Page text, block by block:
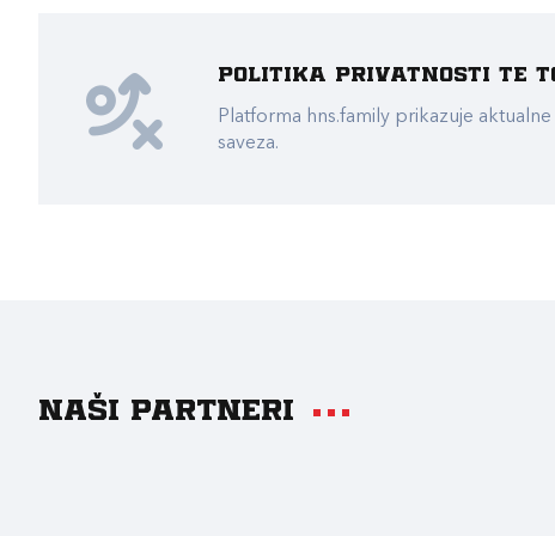
Politika privatnosti te
Platforma hns.family prikazuje
saveza.
Naši partneri